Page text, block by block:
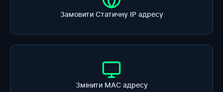
Замовити Статичну ІР адресу
Змінити МАС адресу